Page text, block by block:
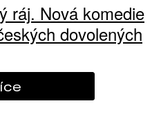
ráj. Nová komedie
dovolených